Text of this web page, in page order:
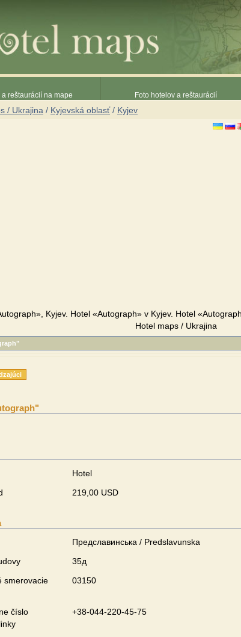
a reštaurácií na mape Foto hotelov a reštaurácií
/ Ukrajina / Kyjevská oblasť/ Kyjev
Kyjev. Hotel «Autograph» v Kyjev. Hotel
Hotel maps / Ukrajina
Hotel
219,00 USD
Предславинська / Predslavunska
35д
smerovacie
03150
číslo
+38-044-220-45-75